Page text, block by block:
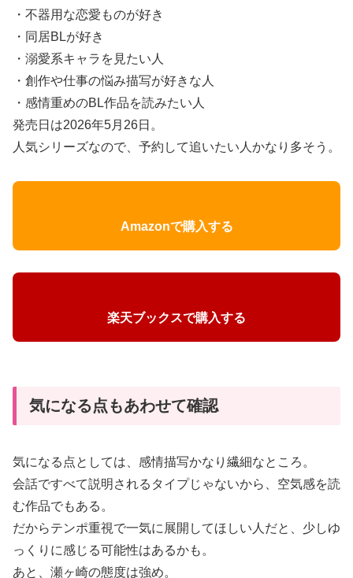
・不器用な恋愛ものが好き
・同居BLが好き
・溺愛系キャラを見たい人
・創作や仕事の悩み描写が好きな人
・感情重めのBL作品を読みたい人
発売日は2026年5月26日。
人気シリーズなので、予約して追いたい人かなり多そう。
Amazonで購入する
楽天ブックスで購入する
気になる点もあわせて確認
気になる点としては、感情描写かなり繊細なところ。
会話ですべて説明されるタイプじゃないから、空気感を読
む作品でもある。
だからテンポ重視で一気に展開してほしい人だと、少しゆ
っくりに感じる可能性はあるかも。
あと、瀬ヶ崎の態度は強め。